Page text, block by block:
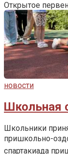
Открытое
новости
Школьная
Школьники
пришкольно-
спартакиада